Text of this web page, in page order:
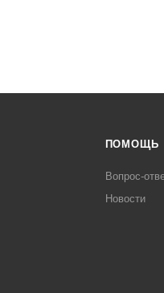
ПОМОЩЬ
Вопрос-
Новости